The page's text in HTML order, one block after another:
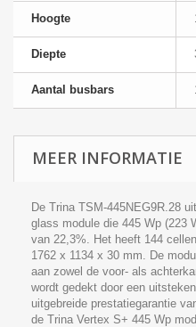
Hoogte
Diepte
Aantal busbars
MEER INFORMATIE
De Trina TSM-445NEG9R.28
glass module die 445 Wp (223
van 22,3%. Het heeft 144
1762 x 1134 x 30 mm. De
aan zowel de voor- als
wordt gedekt door een
uitgebreide prestatiegarantie
de Trina Vertex S+ 445 Wp